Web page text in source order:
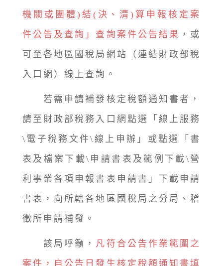
機關或團體)結(決、清)算申報核定案
件公告及查詢」查詢案件公告結果 ，或
可至各地區國稅局網站（連結財政部稅
入口網）線上查詢。
若需申請補發核定稅額通知書者，
請至財政部稅務入口網點選「線上服務
\電子稅務文件\線上申辦」或點選「書
表及檔案下載\申請書表及範例下載\營
利事業各項申報書表申請書」下載申請
書表，向所轄各地區國稅局之分局、稽
徵所申請補發。
該局呼籲， 凡符合公告作業範圍之
案件，自公告日發生核定稅額通知書填